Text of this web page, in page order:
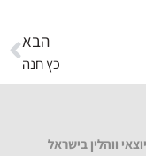
הבא
כץ חנה